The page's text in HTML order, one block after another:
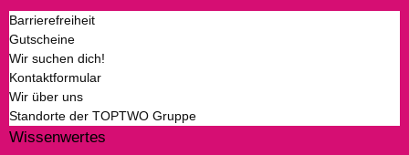
Barrierefreiheit
Gutscheine
Wir suchen dich!
Kontaktformular
Wir über uns
Standorte der TOPTWO Gruppe
Wissenwertes